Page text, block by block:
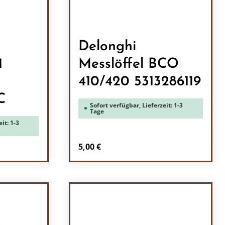
1-3
Delonghi
Messlöffel BCO
410/420 5313286119
Sofort verfügbar, Lieferzeit: 1-3
Tage
Regulärer Preis:
5,00 €